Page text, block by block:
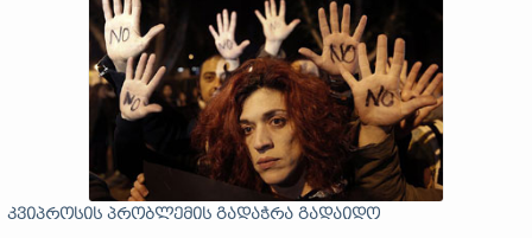
კვიპროსის პრობლემის გადაჭრა გადაიდო